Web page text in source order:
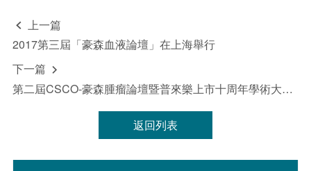
 上一篇
2017第三屆「豪森血液論壇」在上海舉行
下一篇 
第二屆CSCO-豪森腫瘤論壇暨普來樂上市十周年學術大會舉行
返回列表